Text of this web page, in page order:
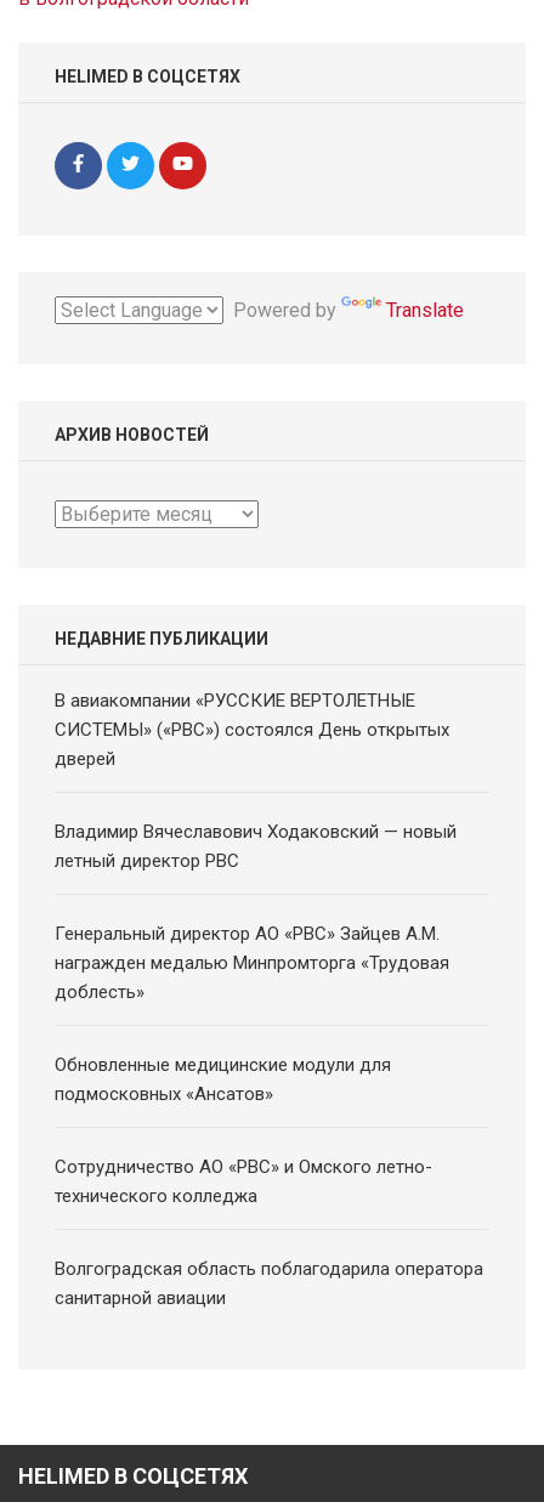
HELIMED В СОЦСЕТЯХ
Powered by Translate
АРХИВ НОВОСТЕЙ
Архив
НЕДАВНИЕ ПУБЛИКАЦИИ
В авиакомпании «РУССКИЕ ВЕРТОЛЕТНЫЕ
СИСТЕМЫ» («РВС») состоялся День открытых
дверей
Владимир Вячеславович Ходаковский — новый
летный директор РВС
Генеральный директор АО «РВС» Зайцев А.М.
награжден медалью Минпромторга «Трудовая
доблесть»
Обновленные медицинские модули для
подмосковных «Ансатов»
Сотрудничество АО «РВС» и Омского летно-
технического колледжа
Волгоградская область поблагодарила оператора
санитарной авиации
HELIMED В СОЦСЕТЯХ